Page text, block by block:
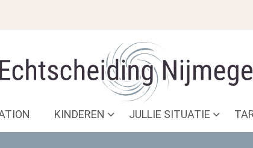
KINDEREN JULLIE SITUATIE